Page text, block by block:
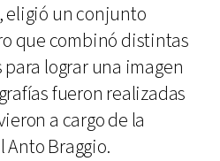
eligió un conjunto
que combinó distintas
lograr una imagen
fueron realizadas
a cargo de la
Braggio.